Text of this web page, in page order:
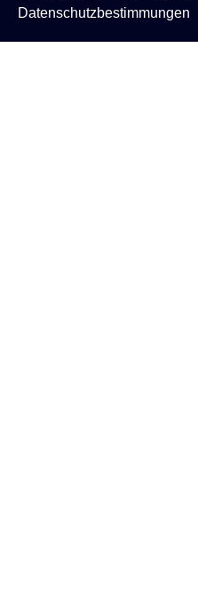
Datenschutzbestimmungen